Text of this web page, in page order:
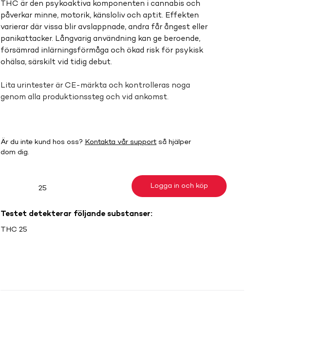
THC är den psykoaktiva komponenten i cannabis och
påverkar minne, motorik, känsloliv och aptit. Effekten
varierar där vissa blir avslappnade, andra får ångest eller
panikattacker. Långvarig användning kan ge beroende,
försämrad inlärningsförmåga och ökad risk för psykisk
ohälsa, särskilt vid tidig debut.
Lita urintester är CE-märkta och kontrolleras noga
genom alla produktionssteg och vid ankomst.
Är du inte kund hos oss? Kontakta vår support så hjälper
dom dig.
25 Logga in och köp
Testet detekterar följande substanser:
THC 25